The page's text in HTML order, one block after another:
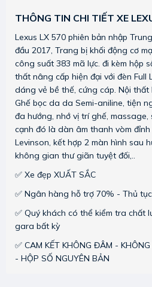
THÔNG TIN CHI TIẾT XE
Lexus LX 570 phiên bản nhập
đầu 2017, Trang bị khối động cơ
công suất 383 mã lực. đi kèm hộp
thất nâng cấp hiện đại với đèn Full
dáng vẻ bề thế, cứng cáp. Nội
Ghế bọc da da Semi-aniline, tiện
đa hướng, nhớ vị trí ghế, massage,
cạnh đó là dàn âm thanh vòm
Levinson, kết hợp 2 màn hình sau
không gian thư giãn tuyệt đối,..
✅ Xe đẹp XUẤT SẮC
✅ Ngân hàng hỗ trợ 70% - Thủ
✅ Quý khách có thể kiểm tra chất
gara bất kỳ
✅ CAM KẾT KHÔNG ĐÂM -
- HỘP SỐ NGUYÊN BẢN